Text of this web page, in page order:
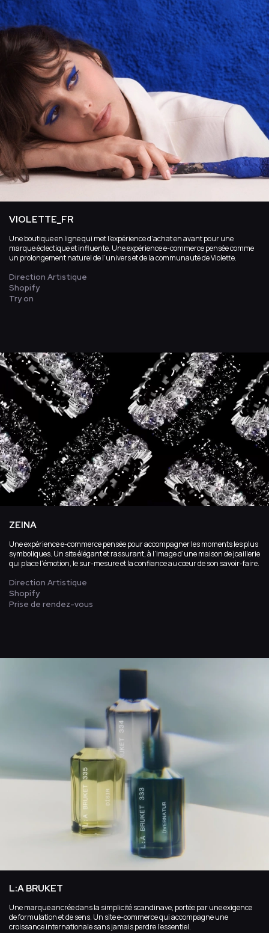
VIOLETTE_FR
Une boutique en ligne qui met l’expérience d’achat en avant pour une
marque éclectique et influente. Une expérience e-commerce pensée comme
un prolongement naturel de l’univers et de la communauté de Violette.
Direction Artistique
Shopify
Try on
ZEINA
Une expérience e-commerce pensée pour accompagner les moments les plus
symboliques. Un site élégant et rassurant, à l’image d’une maison de joaillerie
qui place l’émotion, le sur-mesure et la confiance au cœur de son savoir-faire.
Direction Artistique
Shopify
Prise de rendez-vous
L:A BRUKET
Une marque ancrée dans la simplicité scandinave, portée par une exigence
de formulation et de sens. Un site e-commerce qui accompagne une
croissance internationale sans jamais perdre l’essentiel.